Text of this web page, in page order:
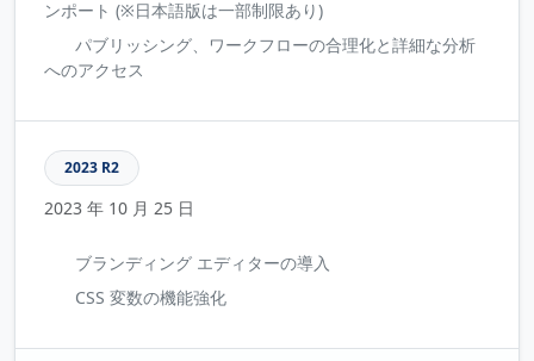
ンポート (※日本語版は一部制限あり)
パブリッシング、ワークフローの合理化と詳細な分析
へのアクセス
2023 R2
2023 年 10 月 25 日
ブランディング エディターの導入
CSS 変数の機能強化